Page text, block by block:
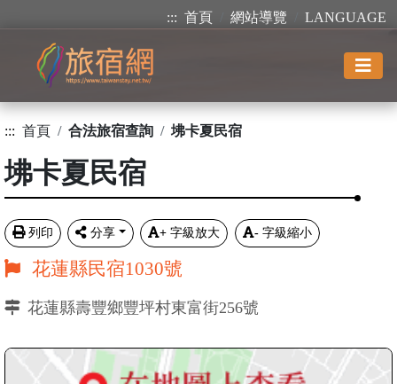
::: 首頁 網站導覽 LANGUAGE
::: 首頁 合法旅宿查詢 坲卡夏民宿
坲卡夏民宿
列印 分享 + 字級放大 - 字級縮小
花蓮縣民宿1030號
花蓮縣壽豐鄉豐坪村東富街256號